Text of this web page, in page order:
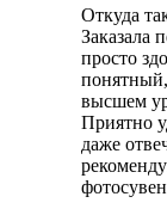
Откуда
Заказала
просто
понятный,
высшем
Приятно
даже